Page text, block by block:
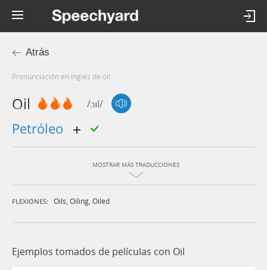
Atrás
Pronunciación en inglés de oil
Oil /ɔɪl/
petróleo
MOSTRAR MÁS TRADUCCIONES
FLEXIONES: Oils, Oiling, Oiled
Ejemplos tomados de películas con Oil